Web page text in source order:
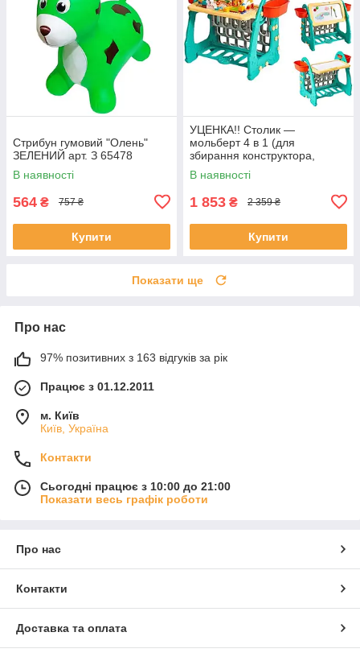
Стрибун гумовий "Олень"
ЗЕЛЕНИЙ арт. З 65478
В наявності
564 ₴ 757 ₴
Купити
УЦЕНКА!! Столик —
мольберт 4 в 1 (для
збирання конструктора,
малювання, книжкова
полиця) арт. S 075
В наявності
1 853 ₴ 2 359 ₴
Купити
Показати ще
Про нас
97% позитивних з 163 відгуків за рік
Працює з 01.12.2011
м. Київ
Київ, Україна
Контакти
Сьогодні працює з 10:00 до 21:00
Показати весь графік роботи
Про нас
Контакти
Доставка та оплата